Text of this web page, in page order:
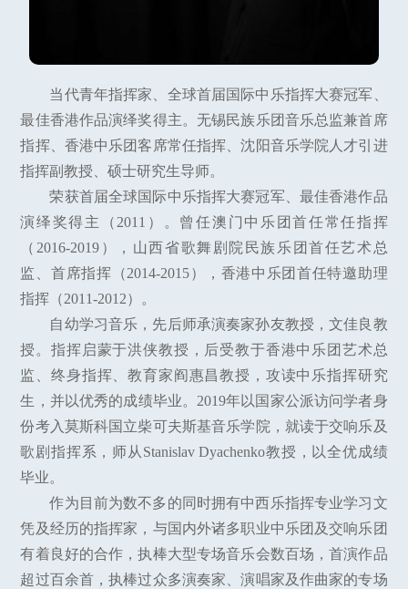
当代青年指挥家、全球首届国际中乐指挥大赛冠军、
最佳香港作品演绎奖得主。无锡民族乐团音乐总监兼首席
指挥、香港中乐团客席常任指挥、沈阳音乐学院人才引进
指挥副教授、硕士研究生导师。
荣获首届全球国际中乐指挥大赛冠军、最佳香港作品
演绎奖得主（2011）。曾任澳门中乐团首任常任指挥
（2016-2019），山西省歌舞剧院民族乐团首任艺术总
监、首席指挥（2014-2015），香港中乐团首任特邀助理
指挥（2011-2012）。
自幼学习音乐，先后师承演奏家孙友教授，文佳良教
授。指挥启蒙于洪侠教授，后受教于香港中乐团艺术总
监、终身指挥、教育家阎惠昌教授，攻读中乐指挥研究
生，并以优秀的成绩毕业。2019年以国家公派访问学者身
份考入莫斯科国立柴可夫斯基音乐学院，就读于交响乐及
歌剧指挥系，师从Stanislav Dyachenko教授，以全优成绩
毕业。
作为目前为数不多的同时拥有中西乐指挥专业学习文
凭及经历的指挥家，与国内外诸多职业中乐团及交响乐团
有着良好的合作，执棒大型专场音乐会数百场，首演作品
超过百余首，执棒过众多演奏家、演唱家及作曲家的专场